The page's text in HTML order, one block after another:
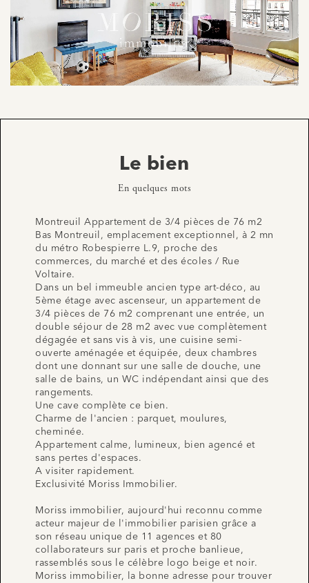
Le bien
En quelques mots
Montreuil Appartement de 3/4 pièces de 76 m2
Bas Montreuil, emplacement exceptionnel, à 2 mn
du métro Robespierre L.9, proche des
commerces, du marché et des écoles / Rue
Voltaire.
Dans un bel immeuble ancien type art-déco, au
5ème étage avec ascenseur, un appartement de
3/4 pièces de 76 m2 comprenant une entrée, un
double séjour de 28 m2 avec vue complètement
dégagée et sans vis à vis, une cuisine semi-
ouverte aménagée et équipée, deux chambres
dont une donnant sur une salle de douche, une
salle de bains, un WC indépendant ainsi que des
rangements.
Une cave complète ce bien.
Charme de l'ancien : parquet, moulures,
cheminée.
Appartement calme, lumineux, bien agencé et
sans pertes d'espaces.
A visiter rapidement.
Exclusivité Moriss Immobilier.
Moriss immobilier, aujourd'hui reconnu comme
acteur majeur de l'immobilier parisien grâce a
son réseau unique de 11 agences et 80
collaborateurs sur paris et proche banlieue,
rassemblés sous le célèbre logo beige et noir.
Moriss immobilier, la bonne adresse pour trouver